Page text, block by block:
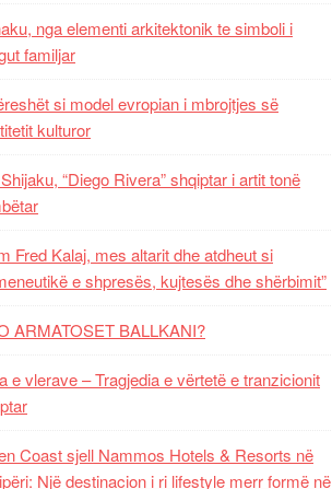
nga elementi arkitektonik te simboli i
familjar
si model evropian i mbrojtjes së
kulturor
“Diego Rivera” shqiptar i artit tonë
Fred Kalaj, mes altarit dhe atdheut si
e shpresës, kujtesës dhe shërbimit”
ARMATOSET BALLKANI?
e vlerave – Tragjedia e vërtetë e tranzicionit
Coast sjell Nammos Hotels & Resorts në
Një destinacion i ri lifestyle merr formë në